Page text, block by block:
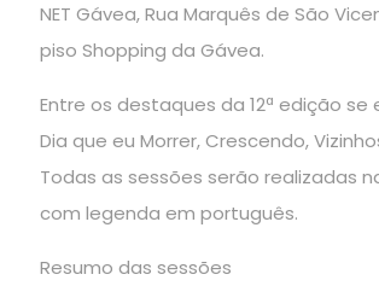
NET Gávea, Rua Marquês de São
piso Shopping da Gávea.
Entre os destaques da 12ª edição se
Dia que eu Morrer, Crescendo,
Todas as sessões serão realizadas
com legenda em português.
Resumo das sessões